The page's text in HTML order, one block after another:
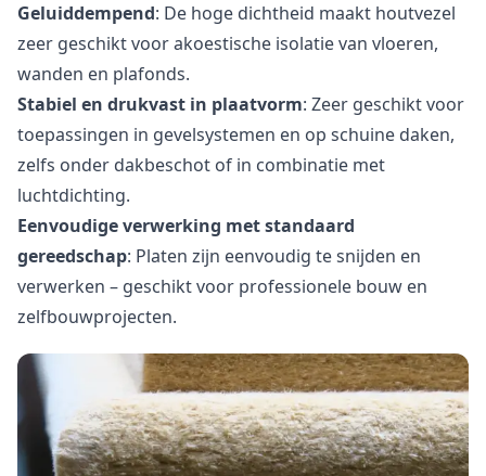
Geluiddempend: De hoge dichtheid maakt houtvezel
zeer geschikt voor akoestische isolatie van vloeren,
wanden en plafonds.
Stabiel en drukvast in plaatvorm: Zeer geschikt voor
toepassingen in gevelsystemen en op schuine daken,
zelfs onder dakbeschot of in combinatie met
luchtdichting.
Eenvoudige verwerking met standaard
gereedschap: Platen zijn eenvoudig te snijden en
verwerken – geschikt voor professionele bouw en
zelfbouwprojecten.